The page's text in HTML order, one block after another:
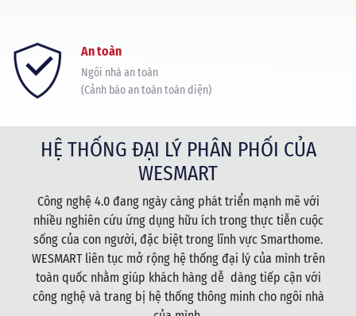
An toàn
Ngôi nhà an toàn
(Cảnh báo an toàn toàn diện)
HỆ THỐNG ĐẠI LÝ PHÂN PHỐI CỦA
WESMART
Công nghệ 4.0 đang ngày càng phát triển mạnh mẽ với
nhiều nghiên cứu ứng dụng hữu ích trong thực tiễn cuộc
sống của con người, đặc biệt trong lĩnh vực Smarthome.
WESMART liên tục mở rộng hệ thống đại lý của mình trên
toàn quốc nhằm giúp khách hàng dễ dàng tiếp cận với
công nghệ và trang bị hệ thống thông minh cho ngôi nhà